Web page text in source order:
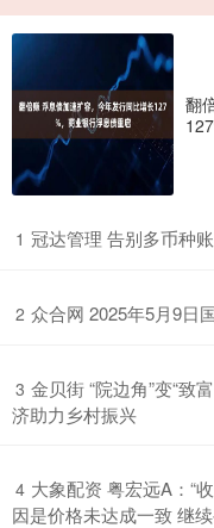
翻
1 冠达管理 告别多币种
2 众合网 2025年5月9日
3 金贝街 “院边角”变“
济助力乡村振兴
4 大象配资 粤宏远A：“
因是价格未达成一致 继